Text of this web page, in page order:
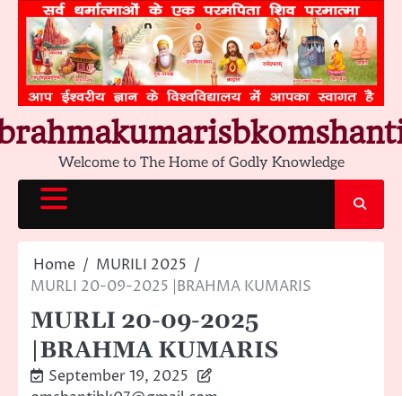
content
Welcome to The Home of Godly Knowledge
Home
MURILI 2025
MURLI 20-09-2025 |BRAHMA KUMARIS
MURLI 20-09-2025
|BRAHMA KUMARIS
September 19, 2025